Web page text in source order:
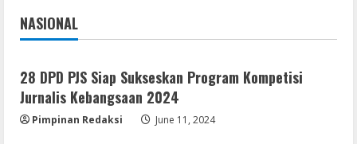
5
Remux
2160𝚙 AVC
August 7, 2026
NASIONAL
Jakarta
28 DPD PJS Siap Sukseskan Program Kompetisi
Jurnalis Kebangsaan 2024
Pimpinan Redaksi June 11, 2024